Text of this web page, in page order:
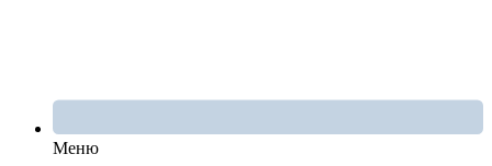
Меню